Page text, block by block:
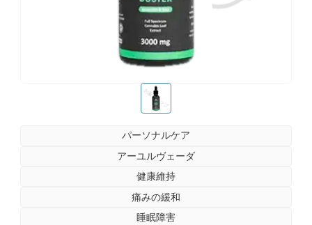
お薬ショップ
パーソナルケア
アーユルヴェーダ
健康維持
痛みの緩和
睡眠障害